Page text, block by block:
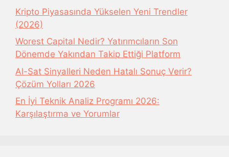
Kripto Piyasasında Yükselen Yeni Trendler
(2026)
Worest Capital Nedir? Yatırımcıların Son
Dönemde Yakından Takip Ettiği Platform
Al-Sat Sinyalleri Neden Hatalı Sonuç Verir?
Çözüm Yolları 2026
En İyi Teknik Analiz Programı 2026:
Karşılaştırma ve Yorumlar